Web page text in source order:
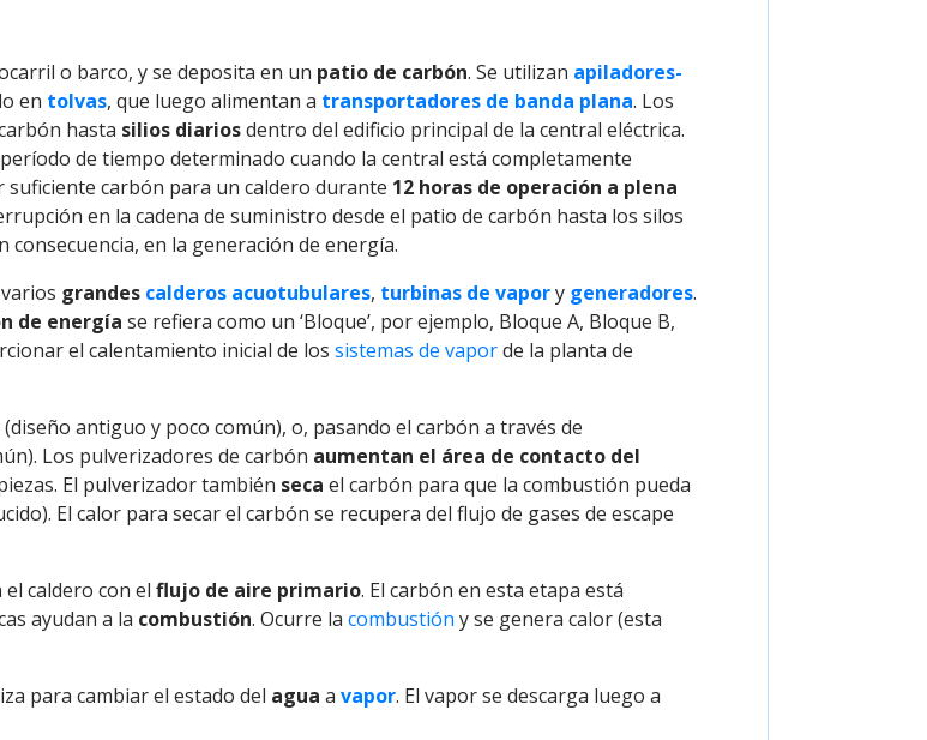
o barco, y se deposita en un patio de carbón. Se utilizan apiladores-
en tolvas, que luego alimentan a transportadores de banda plana. Los
hasta silios diariosdentro del edificio principal de la central eléctrica.
de tiempo determinado cuando la central está completamente
carbón para un caldero durante 12 horas de operación a plena
en la cadena de suministro desde el patio de carbón hasta los silos
en la generación de energía.
grandes calderos acuotubulares, turbinas de vapory generadores.
de energía se refiera como un ‘Bloque’, por ejemplo, Bloque A, Bloque B,
el calentamiento inicial de los sistemas de vaporde la planta de
antiguo y poco común), o, pasando el carbón a través de
Los pulverizadores de carbón aumentan el área de contacto del
El pulverizador también seca el carbón para que la combustión pueda
El calor para secar el carbón se recupera del flujo de gases de escape
caldero con el flujo de aire primario. El carbón en esta etapa está
ayudan a la combustión. Ocurre la combustión y se genera calor (esta
para cambiar el estado del agua a vapor. El vapor se descarga luego a